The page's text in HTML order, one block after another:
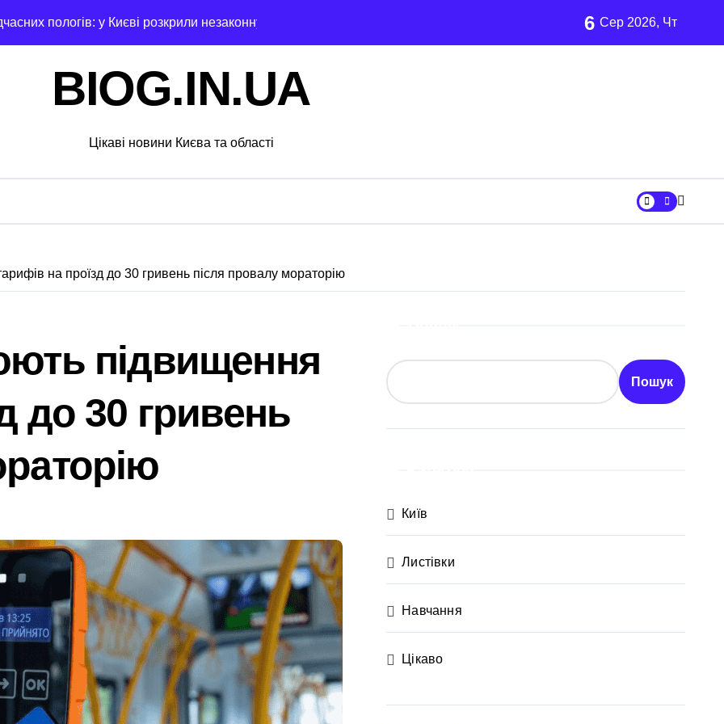
пологів: у Києві розкрили незаконну схему сурогатного материнства для іноземців
грн компенсацій: фінансова підтримка для постраждалих від війни підприємств
пенсіонерка втратила $18 тисяч через фейкового полковника СБУ
звинувачення: 6 квартир у Києві, апартаменти в Буковелі та активи на понад 20 млн грн
юнак запустив сигнальні ракети у дворі»
у закупівлі серверів: поліція Києва висунула підозру посадовцю Державної служби зайнятості
організатора ботоферми для російського сервісу
як керівник київської швидкої віддав бюджетні кошти шахраям
в тилу на суму 26 тисяч доларів»
на станції «Квітнева» у Києві пропонують збільшити кількість бетонних укриттів
в Києві: місто разом з Агентством відновлення укладають контракти на понад 1,5 ГВт потужностей
пояснення Укрзалізниці щодо заборони руху поїздів під час атак
табору «Артек» в Пущі-Водиці виявили бруд, плісняву та гнилі фрукти
наводив ракети та дрони на Київ
жахливі умови утримання близько 30 втомлених доберманів у розпліднику
6 Сер 2026, Чт
BIOG.IN.UA
Цікаві новини Києва та області
на проїзд до 30 гривень після провалу мораторію
підвищення
до 30 гривень
Пошук
Київ
Листівки
Навчання
Цікаво